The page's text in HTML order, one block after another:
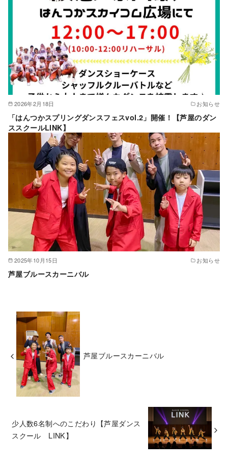
2026年2月18日 お知らせ
「はんつかスプリングダンスフェスvol.2」開催！【芦屋のダン
ススクールLINK】
2025年10月15日 お知らせ
芦屋ブルースカーニバル
芦屋ブルースカーニバル
少人数6名制へのこだわり【芦屋ダンス
スクール LINK】